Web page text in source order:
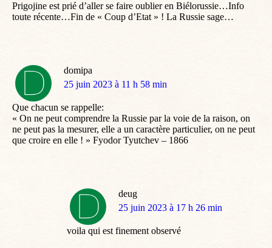
Prigojine est prié d’aller se faire oublier en Biélorussie…Info
toute récente…Fin de « Coup d’Etat » ! La Russie sage…
domipa
dit
25 juin 2023 à 11 h 58 min
Que chacun se rappelle:
« On ne peut comprendre la Russie par la voie de la raison, on
ne peut pas la mesurer, elle a un caractère particulier, on ne peut
que croire en elle ! » Fyodor Tyutchev – 1866
deug
dit
25 juin 2023 à 17 h 26 min
voila qui est finement observé